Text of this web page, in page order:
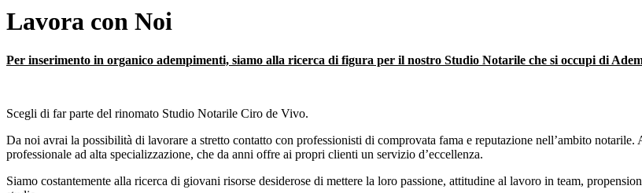
Lavora con Noi
Per inserimento in organico adempimenti, siamo alla ricerca di figura per il nostro Studio Notarile che si occupi di
Scegli di far parte del rinomato Studio Notarile Ciro de Vivo.
Da noi avrai la possibilità di lavorare a stretto contatto con professionisti di comprovata fama e reputazione nell’ambito
professionale ad alta specializzazione, che da anni offre ai propri clienti un servizio d’eccellenza.
Siamo costantemente alla ricerca di giovani risorse desiderose di mettere la loro passione, attitudine al lavoro in team,